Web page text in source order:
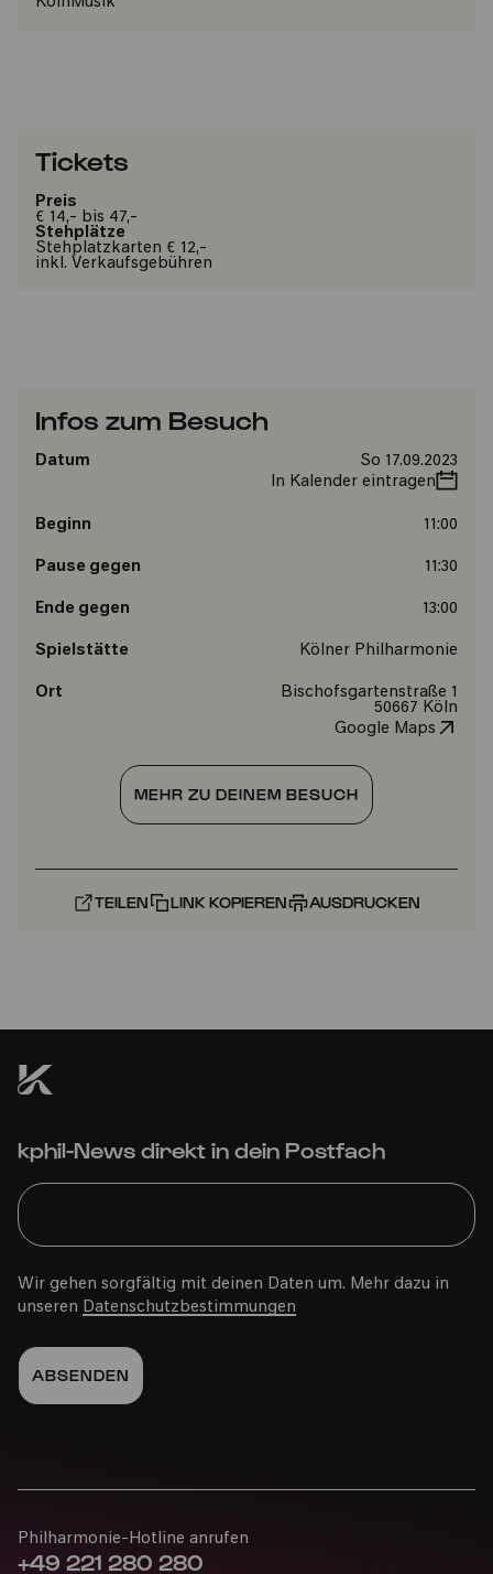
Tickets
Preis
€ 14,- bis 47,-
Stehplätze
Stehplatzkarten € 12,-
inkl. Verkaufsgebühren
Infos zum Besuch
Datum
So 17.09.2023
In Kalender eintragen
Beginn 11:00
Pause gegen 11:30
Ende gegen 13:00
Spielstätte Kölner Philharmonie
Ort
Bischofsgartenstraße 1
50667 Köln
Google Maps
MEHR ZU DEINEM BESUCH
TEILEN LINK KOPIEREN AUSDRUCKEN
kphil-News direkt in dein Postfach
Wir gehen sorgfältig mit deinen Daten um. Mehr dazu in
unseren Datenschutzbestimmungen
Philharmonie-Hotline anrufen
+49 221 280 280